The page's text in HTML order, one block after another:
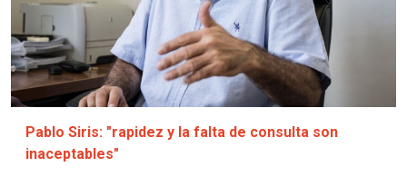
Pablo Siris: "rapidez y la falta de consulta son
inaceptables"